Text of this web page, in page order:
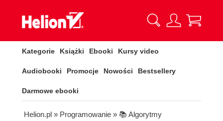
Kategorie Książki Ebooki Kursy video
Audiobooki Promocje Nowości Bestsellery
Darmowe ebooki
Helion.pl » Programowanie » 📚 Algorytmy